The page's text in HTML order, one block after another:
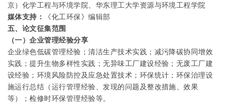
京）化学工程与环境学院、华东理工大学资源与环境工程学院
媒体支持：
《化工环保》编辑部
五、论文征集范围
（一）企业管理经验分享
企业绿色低碳管理经验；清洁生产技术实践；减污降碳协同增效
实践；提升生物多样性实践；无异味工厂建设经验；无废工厂建
设经验；环境风险防控及应急处置技术；环保统计；环保治理设
施运行总结（运行管理经验、发现的问题及整改措施、效果
等）；检修时环保管理经验等。